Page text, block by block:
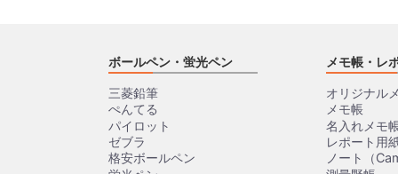
ボールペン・蛍光ペン
三菱鉛筆
ぺんてる
パイロット
ゼブラ
格安ボールペン
メモ帳・レ
オリジナル
メモ帳
名入れメモ
レポート用
ノート（